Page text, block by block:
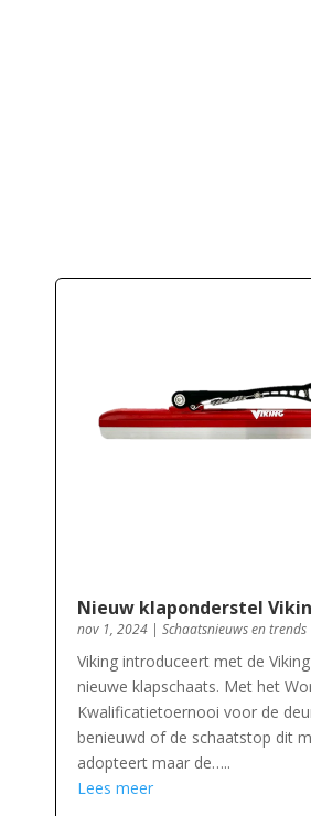
Nieuw klaponderstel
nov 1, 2024| Schaatsnieuws en trends
Viking introduceert met de
nieuwe klapschaats. Met het
Kwalificatietoernooi voor de
benieuwd of de schaatstop dit
adopteert maar de…..
Lees meer